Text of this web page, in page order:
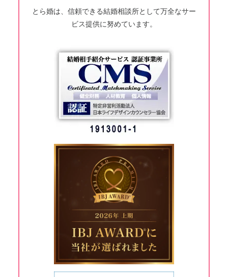
とら婚は、信頼できる結婚相談所として万全なサー
ビス提供に努めています。